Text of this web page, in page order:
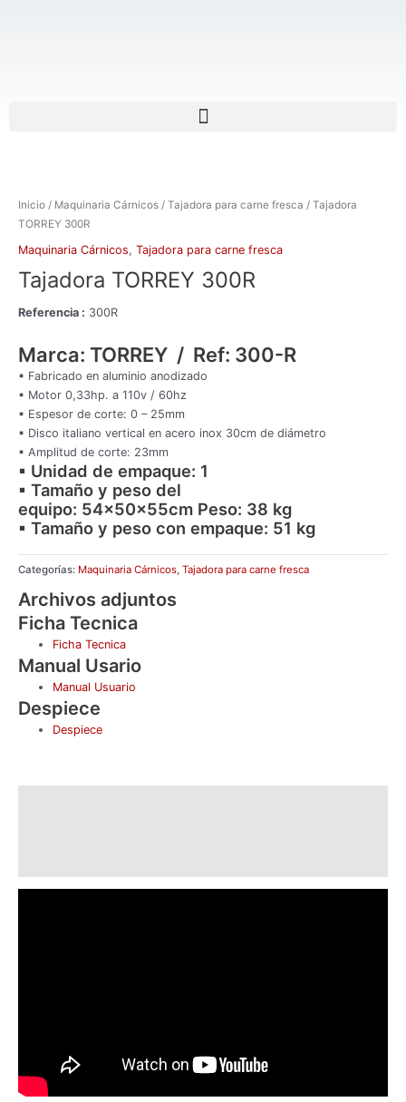
Menu
Inicio / Maquinaria Cárnicos / Tajadora para carne fresca / Tajadora
TORREY 300R
Maquinaria Cárnicos, Tajadora para carne fresca
Tajadora TORREY 300R
Referencia : 300R
Marca: TORREY / Ref: 300-R
▪ Fabricado en aluminio anodizado
▪ Motor 0,33hp. a 110v / 60hz
▪ Espesor de corte: 0 – 25mm
▪ Disco italiano vertical en acero inox 30cm de diámetro
▪ Amplitud de corte: 23mm
▪ Unidad de empaque: 1
▪ Tamaño y peso del
equipo: 54x50x55cm Peso: 38 kg
▪ Tamaño y peso con empaque: 51 kg
Categorías: Maquinaria Cárnicos Tajadora para carne fresca
Archivos adjuntos
Ficha Tecnica
Ficha Tecnica
Manual Usario
Manual Usuario
Despiece
Despiece